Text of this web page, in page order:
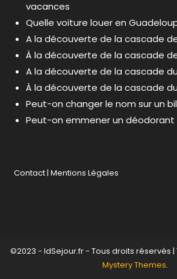
vacances
Quelle voiture louer en
A la découverte de la cascade
À la découverte de la cascade
A la découverte de la cascade
À la découverte de la cascade
Peut-on changer le nom sur un
Peut-on emmener un déodorant
Contact |Mentions Légales
©2023 - IdSejour.fr - Tous droits réservés |
Mystery Themes.